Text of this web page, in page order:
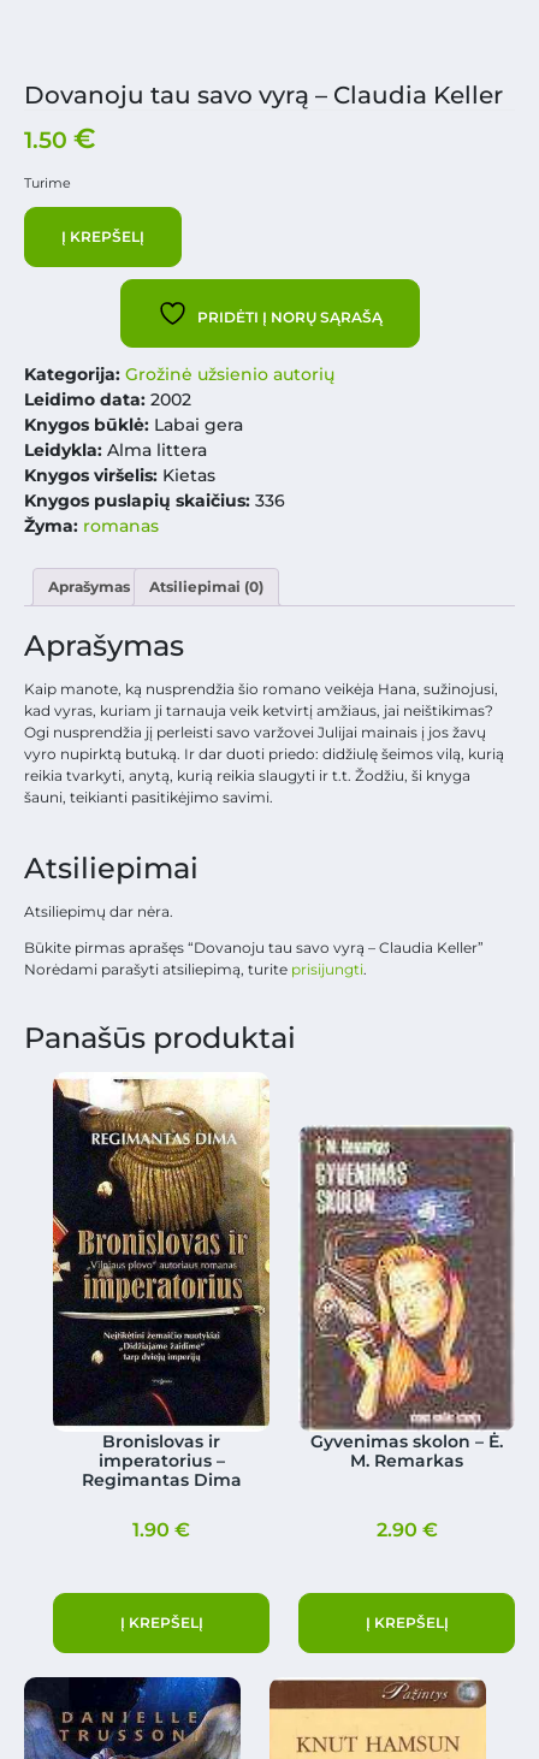
Dovanoju tau savo vyrą – Claudia Keller
1.50 €
Turime
Į KREPŠELĮ
PRIDĖTI Į NORŲ SĄRAŠĄ
Kategorija: Grožinė užsienio autorių
Leidimo data: 2002
Knygos būklė: Labai gera
Leidykla: Alma littera
Knygos viršelis: Kietas
Knygos puslapių skaičius: 336
Žyma: romanas
Aprašymas Atsiliepimai (0)
Aprašymas
Kaip manote, ką nusprendžia šio romano veikėja Hana, sužinojusi,
kad vyras, kuriam ji tarnauja veik ketvirtį amžiaus, jai neištikimas?
Ogi nusprendžia jį perleisti savo varžovei Julijai mainais į jos žavų
vyro nupirktą butuką. Ir dar duoti priedo: didžiulę šeimos vilą, kurią
reikia tvarkyti, anytą, kurią reikia slaugyti ir t.t. Žodžiu, ši knyga
šauni, teikianti pasitikėjimo savimi.
Atsiliepimai
Atsiliepimų dar nėra.
Būkite pirmas aprašęs “Dovanoju tau savo vyrą – Claudia Keller”
Norėdami parašyti atsiliepimą, turite prisijungti.
Panašūs produktai
Bronislovas ir
imperatorius –
Regimantas Dima
1.90€
Į KREPŠELĮ
Gyvenimas skolon – Ė.
M. Remarkas
2.90 €
Į KREPŠELĮ